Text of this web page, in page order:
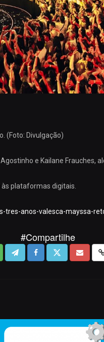
(Foto: Divulgação)
e Kailane Frauches,
plataformas digitais.
anos-valesca-mayssa-
#Compartilhe